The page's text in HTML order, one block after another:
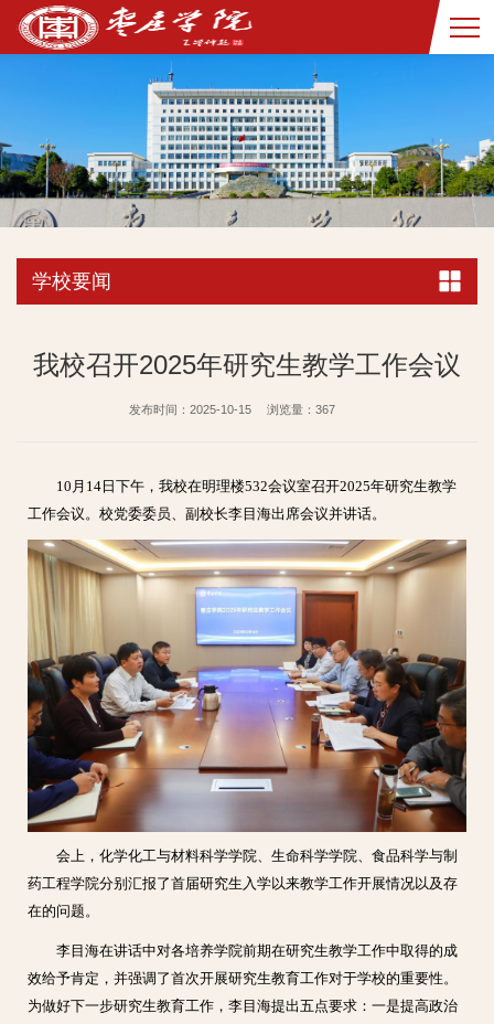
学校要闻
我校召开2025年研究生教学工作会议
发布时间：2025-10-15 浏览量： 367
10月14日下午，我校在明理楼532会议室召开2025年研究生教学
工作会议。校党委委员、副校长李目海出席会议并讲话。
会上，化学化工与材料科学学院、生命科学学院、食品科学与制
药工程学院分别汇报了首届研究生入学以来教学工作开展情况以及存
在的问题。
李目海在讲话中对各培养学院前期在研究生教学工作中取得的成
效给予肯定，并强调了首次开展研究生教育工作对于学校的重要性。
为做好下一步研究生教育工作，李目海提出五点要求：一是提高政治